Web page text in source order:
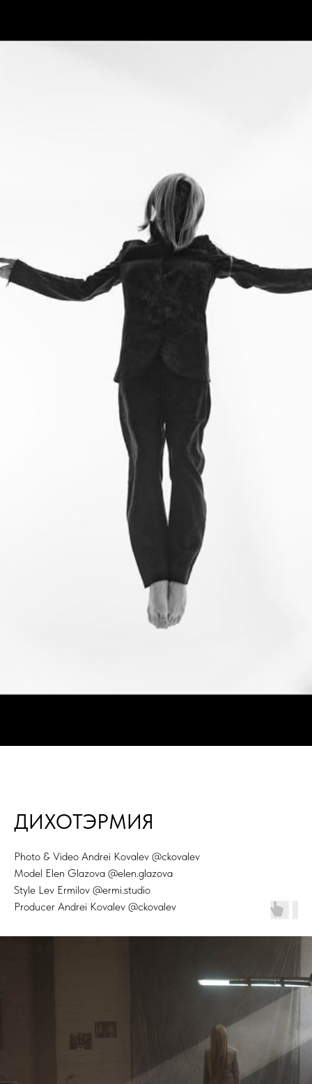
ДИХОТЭРМИЯ
Photo & Video Andrei Kovalev @ckovalev
Model Elen Glazova @elen.glazova
Style Lev Ermilov @ermi.studio
Producer Andrei Kovalev @ckovalev